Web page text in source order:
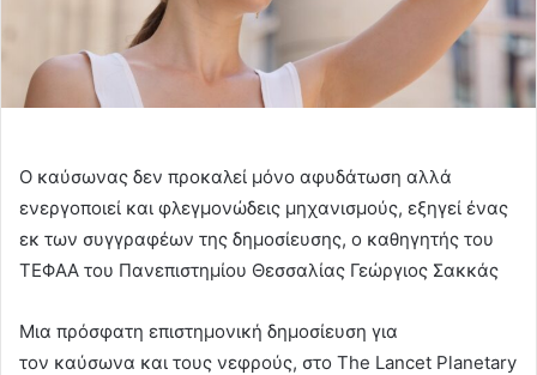
Ο καύσωνας δεν προκαλεί μόνο αφυδάτωση αλλά
ενεργοποιεί και φλεγμονώδεις μηχανισμούς, εξηγεί ένας
εκ των συγγραφέων της δημοσίευσης, ο καθηγητής του
ΤΕΦΑΑ του Πανεπιστημίου Θεσσαλίας Γεώργιος Σακκάς
Μια πρόσφατη επιστημονική δημοσίευση για
τον καύσωνα και τους νεφρούς, στο The Lancet Planetary